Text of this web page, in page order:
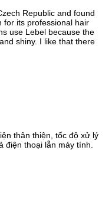
Republic and found
for its professional hair
use Lebel because the
shiny. I like that there
thân thiện, tốc độ xử lý
điện thoại lẫn máy tính.